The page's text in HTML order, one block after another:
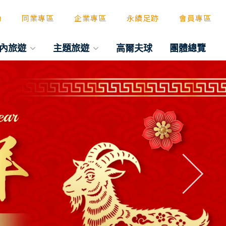
同業專區 企業專區 永續足跡 會員專區
旅遊 主題旅遊 高爾夫球 團體總覽
往後